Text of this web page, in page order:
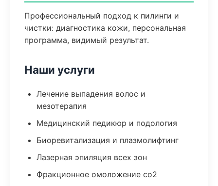
Профессиональный подход к пилинги и
чистки: диагностика кожи, персональная
программа, видимый результат.
Наши услуги
Лечение выпадения волос и
мезотерапия
Медицинский педикюр и подология
Биоревитализация и плазмолифтинг
Лазерная эпиляция всех зон
Фракционное омоложение co2